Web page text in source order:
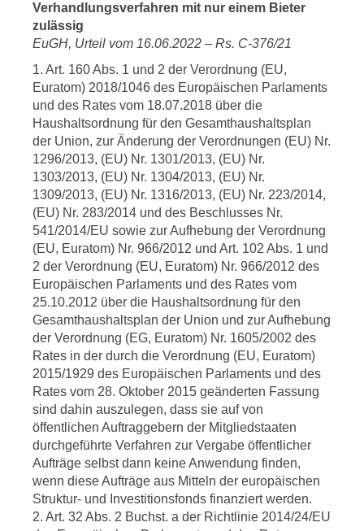
Verhandlungsverfahren mit nur einem Bieter
zulässig
EuGH, Urteil vom 16.06.2022 – Rs. C-376/21
1. Art. 160 Abs. 1 und 2 der Verordnung (EU,
Euratom) 2018/1046 des Europäischen Parlaments
und des Rates vom 18.07.2018 über die
Haushaltsordnung für den Gesamthaushaltsplan
der Union, zur Änderung der Verordnungen (EU) Nr.
1296/2013, (EU) Nr. 1301/2013, (EU) Nr.
1303/2013, (EU) Nr. 1304/2013, (EU) Nr.
1309/2013, (EU) Nr. 1316/2013, (EU) Nr. 223/2014,
(EU) Nr. 283/2014 und des Beschlusses Nr.
541/2014/EU sowie zur Aufhebung der Verordnung
(EU, Euratom) Nr. 966/2012 und Art. 102 Abs. 1 und
2 der Verordnung (EU, Euratom) Nr. 966/2012 des
Europäischen Parlaments und des Rates vom
25.10.2012 über die Haushaltsordnung für den
Gesamthaushaltsplan der Union und zur Aufhebung
der Verordnung (EG, Euratom) Nr. 1605/2002 des
Rates in der durch die Verordnung (EU, Euratom)
2015/1929 des Europäischen Parlaments und des
Rates vom 28. Oktober 2015 geänderten Fassung
sind dahin auszulegen, dass sie auf von
öffentlichen Auftraggebern der Mitgliedstaaten
durchgeführte Verfahren zur Vergabe öffentlicher
Aufträge selbst dann keine Anwendung finden,
wenn diese Aufträge aus Mitteln der europäischen
Struktur- und Investitionsfonds finanziert werden.
2. Art. 32 Abs. 2 Buchst. a der Richtlinie 2014/24/EU